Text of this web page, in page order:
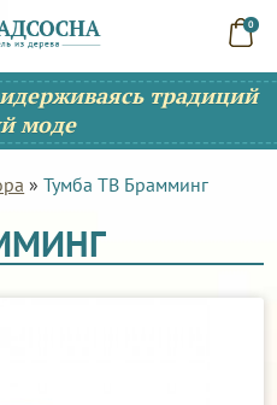
0
традиций
моде
»Тумба ТВ Брамминг